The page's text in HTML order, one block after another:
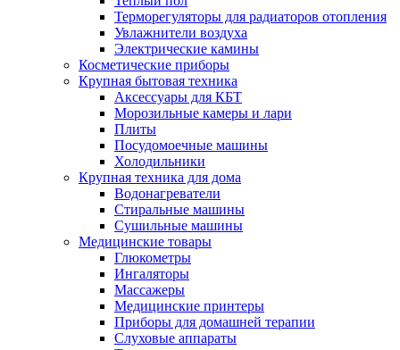
Терморегуляторы для радиаторов отопления
Увлажнители воздуха
Электрические камины
Косметические приборы
Крупная бытовая техника
Аксессуары для КБТ
Морозильные камеры и лари
Плиты
Посудомоечные машины
Холодильники
Крупная техника для дома
Водонагреватели
Стиральные машины
Сушильные машины
Медицинские товары
Глюкометры
Ингаляторы
Массажеры
Медицинские принтеры
Приборы для домашней терапии
Слуховые аппараты